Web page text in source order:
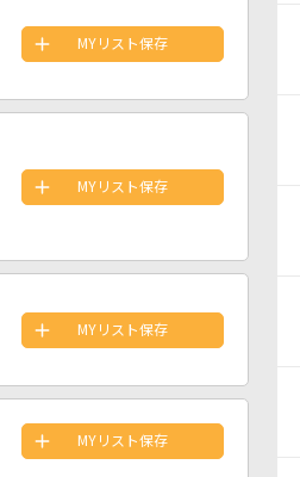
MYリスト保存
MYリスト保存
MYリスト保存
MYリスト保存